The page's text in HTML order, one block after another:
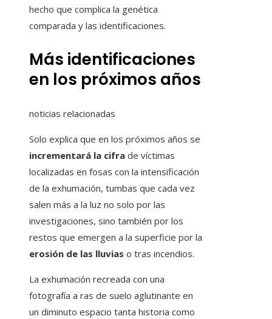
hecho que complica la genética
comparada y las identificaciones.
Más identificaciones
en los próximos años
noticias relacionadas
Solo explica que en los próximos años se
incrementará la cifra de víctimas
localizadas en fosas con la intensificación
de la exhumación, tumbas que cada vez
salen más a la luz no solo por las
investigaciones, sino también por los
restos que emergen a la superficie por la
erosión de las lluvias o tras incendios.
La exhumación recreada con una
fotografía a ras de suelo aglutinante en
un diminuto espacio tanta historia como